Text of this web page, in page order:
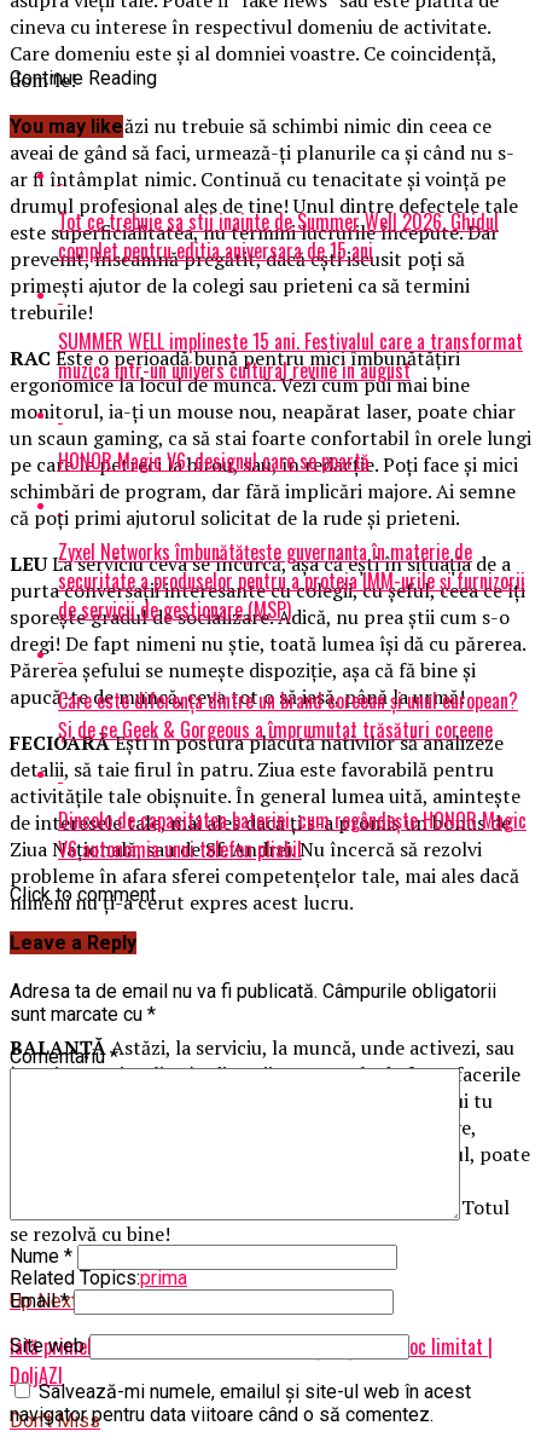
cineva cu interese în respectivul domeniu de activitate.
Care domeniu este şi al domniei voastre. Ce coincidenţă,
dom’le!
GEMENIAstăzi nu trebuie să schimbi nimic din ceea ce
aveai de gând să faci, urmează-ţi planurile ca şi când nu s-
ar fi întâmplat nimic. Continuă cu tenacitate şi voinţă pe
drumul profesional ales de tine! Unul dintre defectele tale
este superficialitatea, nu termini lucrurile începute. Dar
prevenit, înseamnă pregătit, dacă eşti iscusit poţi să
primeşti ajutor de la colegi sau prieteni ca să termini
treburile!
RAC Este o perioadă bună pentru mici îmbunătăţiri
ergonomice la locul de muncă. Vezi cum pui mai bine
monitorul, ia-ţi un mouse nou, neapărat laser, poate chiar
un scaun gaming, ca să stai foarte confortabil în orele lungi
pe care le petreci la birou, sau, în redacţie. Poţi face şi mici
schimbări de program, dar fără implicări majore. Ai semne
că poţi primi ajutorul solicitat de la rude şi prieteni.
LEULa serviciu ceva se încurcă, aşa că eşti în situaţia de a
purta conversaţii interesante cu colegii, cu şeful, ceea ce îţi
sporeşte gradul de socializare. Adică, nu prea ştii cum s-o
dregi! De fapt nimeni nu ştie, toată lumea îşi dă cu părerea.
Părerea şefului se numeşte dispoziţie, aşa că fă bine şi
apucă-te de muncă, ceva tot o să iasă, până la urmă!
FECIOARĂEşti în postura plăcută nativilor să analizeze
detalii, să taie firul în patru. Ziua este favorabilă pentru
activităţile tale obişnuite. În general lumea uită, aminteşte
de interesele tale, mai ales dacă ţi s-a promis un bonus de
Ziua Naţională, sau de Sf. Andrei. Nu încercă să rezolvi
probleme în afara sferei competenţelor tale, mai ales dacă
nimeni nu ţi-a cerut expres acest lucru.
BALANŢĂAstăzi, la serviciu, la muncă, unde activezi, sau
înveţi, nu te implica în discuţii cu semnele de foc. Afacerile
sunt afaceri, nu este nimic personal – trebuie să spui tu
clar, unora care cred că i-ai păcălit. Oferă alternative,
compensaţii, dar în anul viitor, poate moare măgarul, poate
nerăbdarea şi graba, mai ales în ultima parte a zilei. Totul
se rezolvă cu bine!
Related Topics:prima
Up Next
Iată primele reduceri. Ce telefon de top îți poți lua. Stoc limitat |
DoljAZI
Don't Miss
Continue Reading
You may like
Tot ce trebuie sa stii inainte de Summer Well 2026. Ghidul
complet pentru editia aniversara de 15 ani
SUMMER WELL implineste 15 ani. Festivalul care a transformat
muzica intr-un univers cultural revine in august
HONOR Magic V6: designul care se poartă
Zyxel Networks îmbunătățește guvernanța în materie de
securitate a produselor pentru a proteja IMM-urile și furnizorii
de servicii de gestionare (MSP)
Care este diferența dintre un brand coreean și unul european?
Și de ce Geek & Gorgeous a împrumutat trăsături coreene
Dincolo de capacitatea bateriei: cum regândește HONOR Magic
V6 autonomia unui telefon pliabil
Click to comment
Leave a Reply
Adresa ta de email nu va fi publicată. Câmpurile obligatorii
sunt marcate cu *
Comentariu*
Nume *
Email*
Site web
Salvează-mi numele, emailul și site-ul web în acest
navigator pentru data viitoare când o să comentez.